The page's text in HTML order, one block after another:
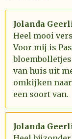
Jolanda
Heel mooi
Voor mij is
van huis uit
omkijken naar
een soort van.
Jolanda